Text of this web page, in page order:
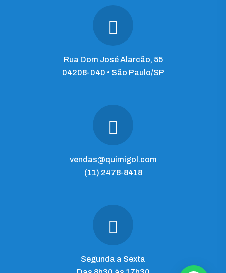
Rua Dom José Alarcão, 55
04208-040 • São Paulo/SP
vendas@quimigol.com
(11) 2478-8418
Segunda a Sexta